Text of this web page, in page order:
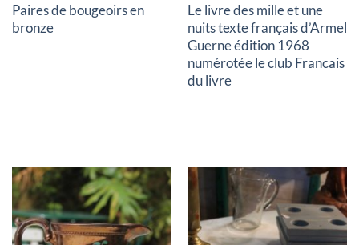
Paires de bougeoirs en
bronze
Le livre des mille et une
nuits texte français d’Armel
Guerne édition 1968
numérotée le club Francais
du livre